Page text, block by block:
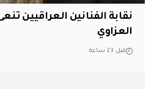
نقابة الفنانين العراقيين
العزاوي
قبل 23 ساعة